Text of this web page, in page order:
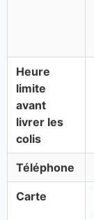
Heure
limite
avant
livrer les
colis
Téléphone
Carte